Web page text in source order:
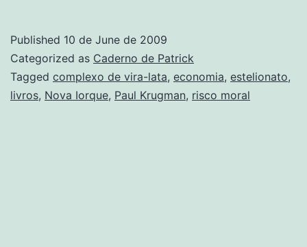
Published 10 de June de 2009
Categorized as Caderno de Patrick
Tagged complexo de vira-lata, economia, estelionato,
livros, Nova Iorque, Paul Krugman, risco moral